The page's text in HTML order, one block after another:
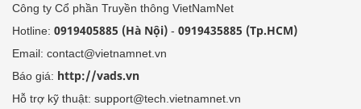
Công ty Cổ phần Truyền thông VietNamNet
Hotline: 0919405885 (Hà Nội) - 0919435885 (Tp.HCM)
Email: contact@vietnamnet.vn
Báo giá: http://vads.vn
Hỗ trợ kỹ thuật: support@tech.vietnamnet.vn